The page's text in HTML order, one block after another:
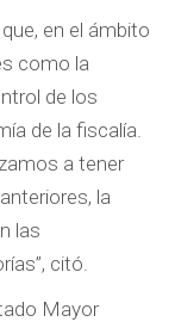
en el ámbito
como la
de los
de la fiscalía.
a tener
la
las
citó.
Mayor